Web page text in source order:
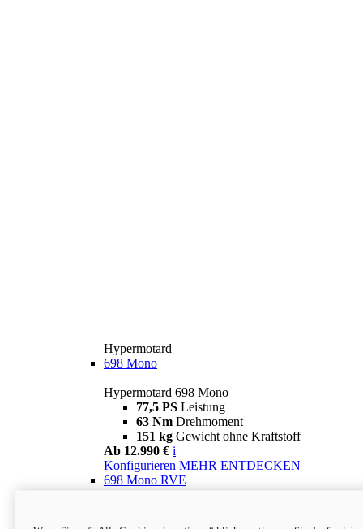
Hypermotard
698 Mono
Hypermotard 698 Mono
77,5 PS Leistung
63 Nm Drehmoment
151 kg Gewicht ohne Kraftstoff
Ab 12.990 € i
Konfigurieren MEHR ENTDECKEN
698 Mono RVE
77,5 PS
Leistung